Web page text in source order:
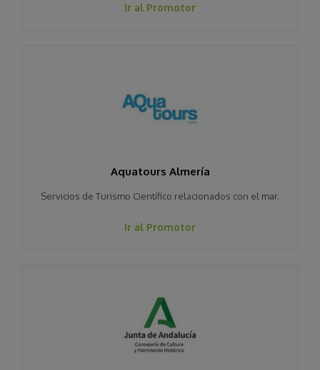
Ir al Promotor
Aquatours Almería
Servicios de Turismo Científico relacionados con el mar.
Ir al Promotor